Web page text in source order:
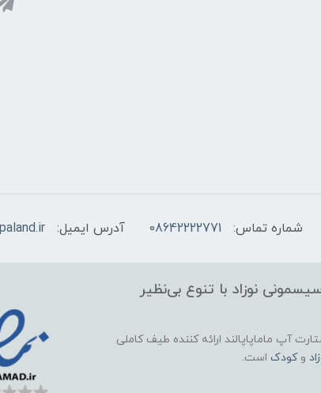
شماره تماس: 08642222771 آدرس ایمیل:
نوزاد با تنوع بی‌نظیر
آپ ماماپاپالند ارائه کننده طیف کاملی
وکودک است.